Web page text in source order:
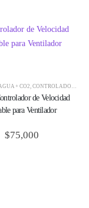
,KITS DE CULTIVO,
+ CO2 CONTROLADORES PARA VENTILADORES
de Velocidad
para Ventilador
$75,000